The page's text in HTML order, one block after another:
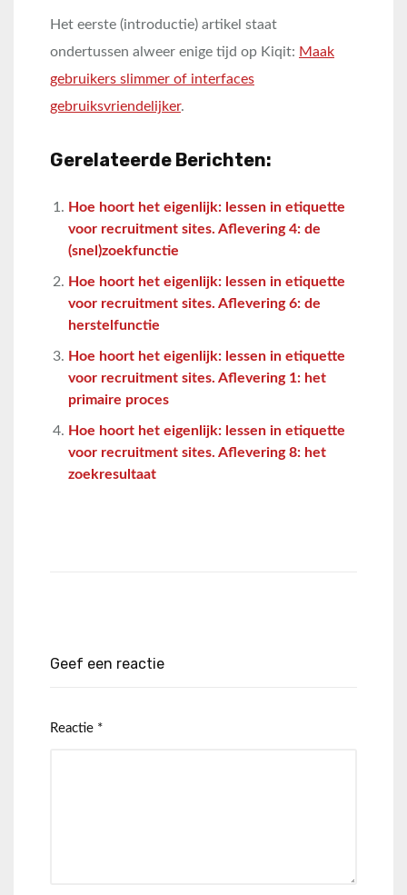
Het eerste (introductie) artikel staat
ondertussen alweer enige tijd op Kiqit: Maak
gebruikers slimmer of interfaces
gebruiksvriendelijker.
Gerelateerde Berichten:
Hoe hoort het eigenlijk: lessen in etiquette
voor recruitment sites. Aflevering 4: de
(snel)zoekfunctie
Hoe hoort het eigenlijk: lessen in etiquette
voor recruitment sites. Aflevering 6: de
herstelfunctie
Hoe hoort het eigenlijk: lessen in etiquette
voor recruitment sites. Aflevering 1: het
primaire proces
Hoe hoort het eigenlijk: lessen in etiquette
voor recruitment sites. Aflevering 8: het
zoekresultaat
Geef een reactie
Reactie *